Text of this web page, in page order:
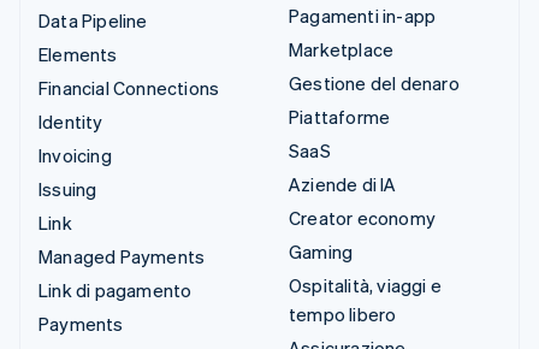
Data Pipeline
Elements
Financial Connections
Identity
Invoicing
Issuing
Link
Managed Payments
Link di pagamento
Payments
Pagamenti in-app
Marketplace
Gestione del denaro
Piattaforme
SaaS
Aziende di IA
Creator economy
Gaming
Ospitalità, viaggi e
tempo libero